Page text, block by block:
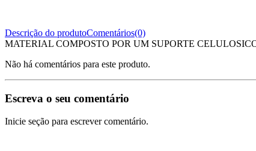
Descrição do produtoComentários(0)
MATERIAL COMPOSTO POR UM SUPORTE
Não há comentários para este produto.
Escreva o seu comentário
Inicie seção para escrever comentário.